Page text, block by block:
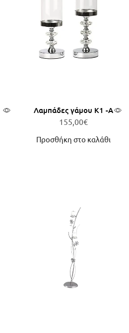
Λαμπάδες γάμου Κ1 -Α
155,00€
Προσθήκη στο καλάθι